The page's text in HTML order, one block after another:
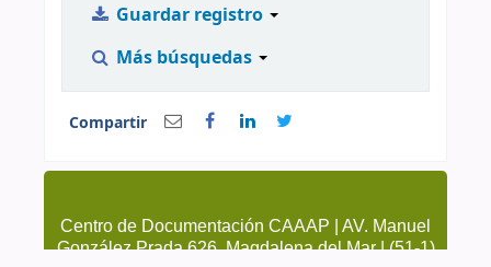
Guardar registro
Más búsquedas
Compartir
Centro de Documentación CAAAP | AV. Manuel
González Prada 626, Magdalena del Mar | (51-1)